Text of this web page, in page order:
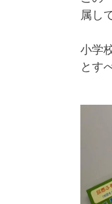
属し
小学
とす